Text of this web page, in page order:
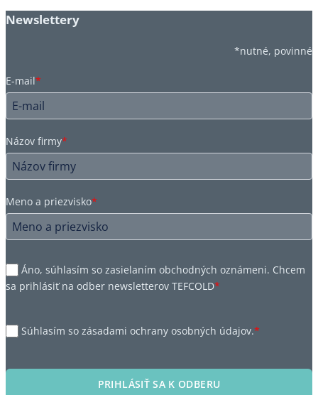
Newslettery
*nutné, povinné
E-mail*
Názov firmy*
Meno a priezvisko*
Áno, súhlasím so zasielaním obchodných oznámeni. Chcem
sa prihlásiť na odber newsletterov TEFCOLD*
Súhlasím so zásadami ochrany osobných údajov.*
PRIHLÁSIŤ SA K ODBERU